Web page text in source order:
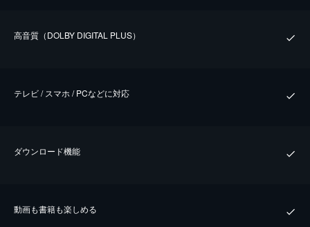
⾼⾳質（DOLBY DIGITAL PLUS）
テレビ / スマホ / PCなどに対応
ダウンロード機能
動画も書籍も楽しめる